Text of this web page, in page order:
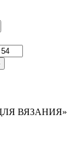
ВЯЗАНИЯ»